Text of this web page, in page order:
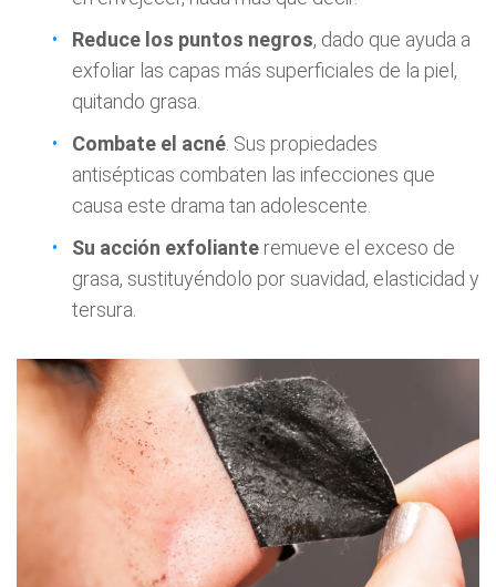
Reduce los puntos negros, dado que ayuda a
exfoliar las capas más superficiales de la piel,
quitando grasa.
Combate el acné. Sus propiedades
antisépticas combaten las infecciones que
causa este drama tan adolescente.
Su acción exfoliante remueve el exceso de
grasa, sustituyéndolo por suavidad, elasticidad y
tersura.